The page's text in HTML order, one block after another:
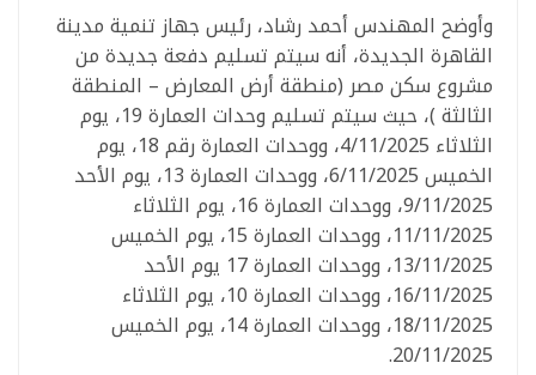
وأوضح المهندس أحمد رشاد، رئيس جهاز تنمية مدينة
القاهرة الجديدة، أنه سيتم تسليم دفعة جديدة من
مشروع سكن مصر (منطقة أرض المعارض – المنطقة
الثالثة )، حيث سيتم تسليم وحدات العمارة 19، يوم
الثلاثاء 4/11/2025، ووحدات العمارة رقم 18، يوم
الخميس 6/11/2025، ووحدات العمارة 13، يوم الأحد
9/11/2025، ووحدات العمارة 16، يوم الثلاثاء
11/11/2025، ووحدات العمارة 15، يوم الخميس
13/11/2025، ووحدات العمارة 17 يوم الأحد
16/11/2025، ووحدات العمارة 10، يوم الثلاثاء
18/11/2025، ووحدات العمارة 14، يوم الخميس
20/11/2025.